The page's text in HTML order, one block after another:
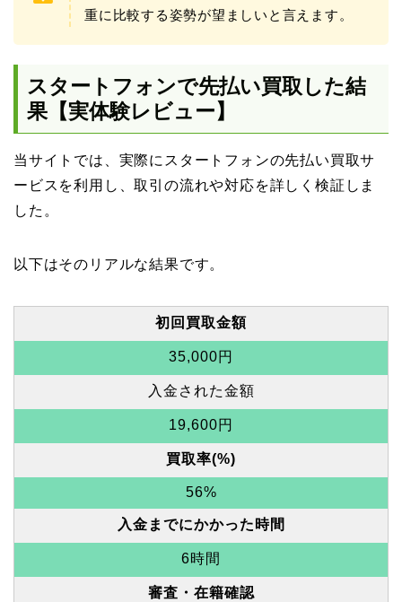
重に比較する姿勢が望ましいと言えます。
スタートフォンで先払い買取した結
果【実体験レビュー】
当サイトでは、実際にスタートフォンの先払い買取サ
ービスを利用し、取引の流れや対応を詳しく検証しま
した。
以下はそのリアルな結果です。
初回買取金額
35,000円
入金された金額
19,600円
買取率(%)
56%
入金までにかかった時間
6時間
審査・在籍確認